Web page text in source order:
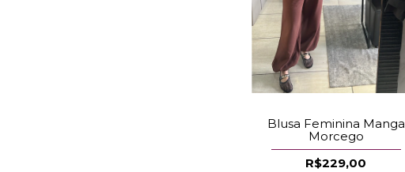
Blusa Feminina Manga
Morcego
R$229,00